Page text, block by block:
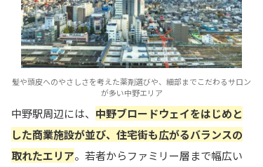
髪や頭皮へのやさしさを考えた薬剤選びや、細部までこだわるサロン
が多い中野エリア
中野駅周辺には、 中野ブロードウェイをはじめと
した商業施設が並び、住宅街も広がるバランスの
取れたエリア。若者からファミリー層まで幅広い